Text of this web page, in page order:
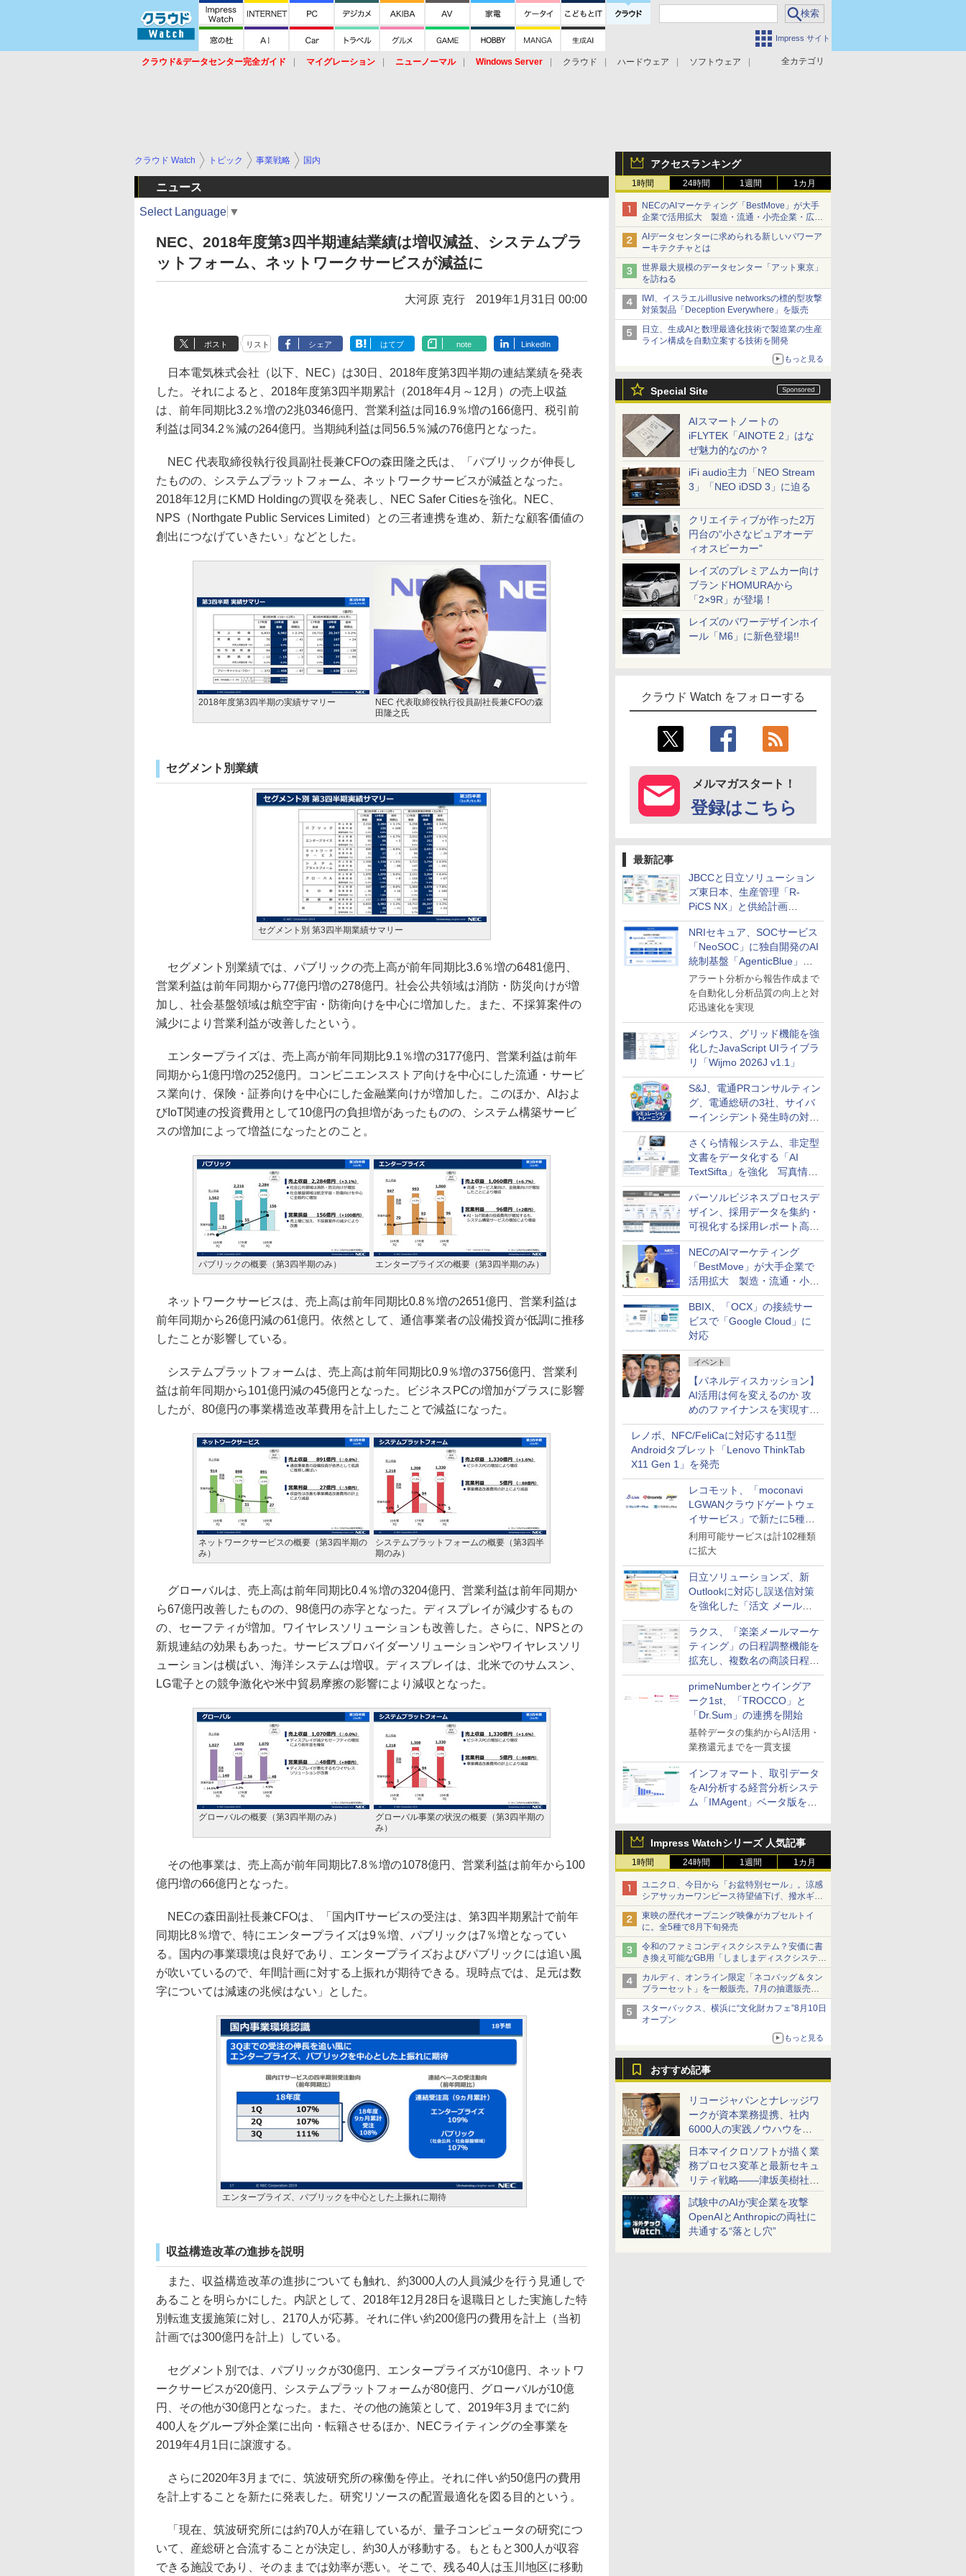
Impress サイト
全カテゴリ
クラウド&データセンター完全ガイド マイグレーション ニューノーマル Windows Server クラウド ハードウェア
ソフトウェア
アクセスランキング
1時間 24時間 1週間 1カ月
NECのAIマーケティング「BestMove」が大手
企業で活用拡大 製造・流通・小売企業・広告
代理店などが実装フェーズへ
AIデータセンターに求められる新しいパワーア
ーキテクチャとは
世界最大規模のデータセンター「アット東京」
を訪ねる
IWI、イスラエルillusive networksの標的型攻撃
対策製品「Deception Everywhere」を販売
日立、生成AIと数理最適化技術で製造業の生産
ライン構成を自動立案する技術を開発
もっと見る
Special Site
AIスマートノートの
iFLYTEK「AINOTE 2」はな
ぜ魅力的なのか？
iFi audio主力「NEO Stream
3」「NEO iDSD 3」に迫る
クリエイティブが作った2万
円台の“小さなピュアオーデ
ィオスピーカー”
レイズのプレミアムカー向け
ブランドHOMURAから
「2×9R」が登場！
レイズのパワーデザインホイ
ール「M6」に新色登場!!
クラウド Watch をフォローする
メルマガスタート！
登録はこちら
最新記事
JBCCと日立ソリューション
ズ東日本、生産管理「R-
PiCS NX」と供給計画
「scSQUARE ISP」の連携サ
ービスを提供開始
NRIセキュア、SOCサービス
「NeoSOC」に独自開発のAI
統制基盤「AgenticBlue」を
導入
アラート分析から報告作成まで
を自動化し分析品質の向上と対
応迅速化を実現
メシウス、グリッド機能を強
化したJavaScript UIライブラ
リ「Wijmo 2026J v1.1」
S&J、電通PRコンサルティン
グ、電通総研の3社、サイバ
ーインシデント発生時の対応
と危機管理広報を一体的に訓
練するプログラムを提供
さくら情報システム、非定型
文書をデータ化する「AI
TextSifta」を強化 写真情報
のデータ化などに対応
パーソルビジネスプロセスデ
ザイン、採用データを集約・
可視化する採用レポート高速
化サービスを提供
NECのAIマーケティング
「BestMove」が大手企業で
活用拡大 製造・流通・小売
企業・広告代理店などが実装
フェーズへ
BBIX、「OCX」の接続サー
ビスで「Google Cloud」に
対応
イベント
【パネルディスカッション】
AI活用は何を変えるのか 攻
めのファイナンスを実現する
業務設計とマインドセット変
革
レノボ、NFC/FeliCaに対応する11型
Androidタブレット「Lenovo ThinkTab
X11 Gen 1」を発売
レコモット、「moconavi
LGWANクラウドゲートウェ
イサービス」で新たに5種類
のサービスと連携開始
利用可能サービスは計102種類
に拡大
日立ソリューションズ、新
Outlookに対応し誤送信対策
を強化した「活文 メール誤
送信防止アドインサービス」
を提供
ラクス、「楽楽メールマーケ
ティング」の日程調整機能を
拡充し、複数名の商談日程調
整を効率化
primeNumberとウイングア
ーク1st、「TROCCO」と
「Dr.Sum」の連携を開始
基幹データの集約からAI活用・
業務還元までを一貫支援
インフォマート、取引データ
をAI分析する経営分析システ
ム「IMAgent」ベータ版を提
Impress Watchシリーズ 人気記事
1時間 24時間 1週間 1カ月
ユニクロ、今日から「お盆特別セール」。涼感
シアサッカーワンピース待望値下げ、撥水ギア
ショーツは1990円に
東映の歴代オープニング映像がカプセルトイ
に。全5種で8月下旬発売
令和のファミコンディスクシステム？安価に書
き換え可能なGB用「しましまディスクシステ
ム」
カルディ、オンライン限定「ネコバッグ＆タン
ブラーセット」を一般販売。7月の抽選販売の
当選無効分
スターバックス、横浜に“文化財カフェ”8月10日
オープン
もっと見る
おすすめ記事
リコージャパンとナレッジワ
ークが資本業務提携、社内
6000人の実践ノウハウを生
かした「AI商談記録 for
RICOH」を展開へ
日本マイクロソフトが描く業
務プロセス変革と最新セキュ
リティ戦略――津坂美樹社長
が2027年度戦略を説明
試験中のAIが実企業を攻撃
OpenAIとAnthropicの両社に
共通する“落とし穴”
クラウド Watch トピック 事業戦略 国内
ニュース
Select Language ▼
NEC、2018年度第3四半期連結業績は増収減益、システムプラ
ットフォーム、ネットワークサービスが減益に
大河原 克行 2019年1月31日 00:00
ポスト リスト シェア はてブ note LinkedIn
日本電気株式会社（以下、NEC）は30日、2018年度第3四半期の連結業績を発表
した。それによると、2018年度第3四半期累計（2018年4月～12月）の売上収益
は、前年同期比3.2％増の2兆0346億円、営業利益は同16.9％増の166億円、税引前
利益は同34.2％減の264億円。当期純利益は同56.5％減の76億円となった。
NEC 代表取締役執行役員副社長兼CFOの森田隆之氏は、「パブリックが伸長し
たものの、システムプラットフォーム、ネットワークサービスが減益となった。
2018年12月にKMD Holdingの買収を発表し、NEC Safer Citiesを強化。NEC、
NPS（Northgate Public Services Limited）との三者連携を進め、新たな顧客価値の
創出につなげていきたい」などとした。
2018年度第3四半期の実績サマリー
NEC 代表取締役執行役員副社長兼CFOの森
田隆之氏
セグメント別業績
セグメント別 第3四半期業績サマリー
セグメント別業績では、パブリックの売上高が前年同期比3.6％増の6481億円、
営業利益は前年同期から77億円増の278億円。社会公共領域は消防・防災向けが増
加し、社会基盤領域は航空宇宙・防衛向けを中心に増加した。また、不採算案件の
減少により営業利益が改善したという。
エンタープライズは、売上高が前年同期比9.1％増の3177億円、営業利益は前年
同期から1億円増の252億円。コンビニエンスストア向けを中心にした流通・サービ
ス業向け、保険・証券向けを中心にした金融業向けが増加した。このほか、AIおよ
びIoT関連の投資費用として10億円の負担増があったものの、システム構築サービ
スの増加によって増益になったとのこと。
パブリックの概要（第3四半期のみ） エンタープライズの概要（第3四半期のみ）
ネットワークサービスは、売上高は前年同期比0.8％増の2651億円、営業利益は
前年同期から26億円減の61億円。依然として、通信事業者の設備投資が低調に推移
したことが影響している。
システムプラットフォームは、売上高は前年同期比0.9％増の3756億円、営業利
益は前年同期から101億円減の45億円となった。ビジネスPCの増加がプラスに影響
したが、80億円の事業構造改革費用を計上したことで減益になった。
ネットワークサービスの概要（第3四半期の
み）
システムプラットフォームの概要（第3四半
期のみ）
グローバルは、売上高は前年同期比0.4％増の3204億円、営業利益は前年同期か
ら67億円改善したものの、98億円の赤字となった。ディスプレイが減少するもの
の、セーフティが増加。ワイヤレスソリューションも改善した。さらに、NPSとの
新規連結の効果もあった。サービスプロバイダーソリューションやワイヤレスソリ
ューションは横ばい、海洋システムは増収。ディスプレイは、北米でのサムスン、
LG電子との競争激化や米中貿易摩擦の影響により減収となった。
グローバルの概要（第3四半期のみ）
グローバル事業の状況の概要（第3四半期の
み）
その他事業は、売上高が前年同期比7.8％増の1078億円、営業利益は前年から100
億円増の66億円となった。
NECの森田副社長兼CFOは、「国内ITサービスの受注は、第3四半期累計で前年
同期比8％増で、特にエンタープライズは9％増、パブリックは7％増となってい
る。国内の事業環境は良好であり、エンタープライズおよびパブリックには追い風
が吹いているので、年間計画に対する上振れが期待できる。現時点では、足元は数
字については減速の兆候はない」とした。
エンタープライズ、パブリックを中心とした上振れに期待
収益構造改革の進捗を説明
また、収益構造改革の進捗についても触れ、約3000人の人員減少を行う見通しで
あることを明らかにした。内訳として、2018年12月28日を退職日とした実施した特
別転進支援施策に対し、2170人が応募。それに伴い約200億円の費用を計上（当初
計画では300億円を計上）している。
セグメント別では、パブリックが30億円、エンタープライズが10億円、ネットワ
ークサービスが20億円、システムプラットフォームが80億円、グローバルが10億
円、その他が30億円となった。また、その他の施策として、2019年3月までに約
400人をグループ外企業に出向・転籍させるほか、NECライティングの全事業を
2019年4月1日に譲渡する。
さらに2020年3月までに、筑波研究所の稼働を停止。それに伴い約50億円の費用
を計上することを新たに発表した。研究リソースの配置最適化を図る目的という。
「現在、筑波研究所には約70人が在籍しているが、量子コンピュータの研究につ
いて、産総研と合流することが決定し、約30人が移動する。もともと300人が収容
できる施設であり、そのままでは効率が悪い。そこで、残る40人は玉川地区に移動